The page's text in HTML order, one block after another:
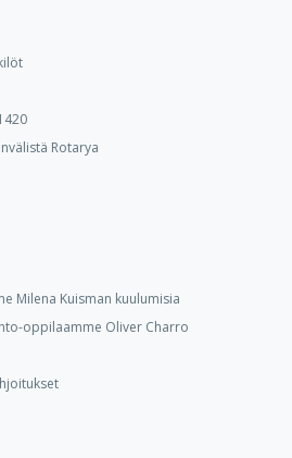
Rotarya
Milena Kuisman kuulumisia
oppilaamme Oliver Charro